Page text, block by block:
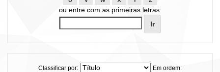
ou entre com as primeiras letras:
Classificar por:
Em ordem: